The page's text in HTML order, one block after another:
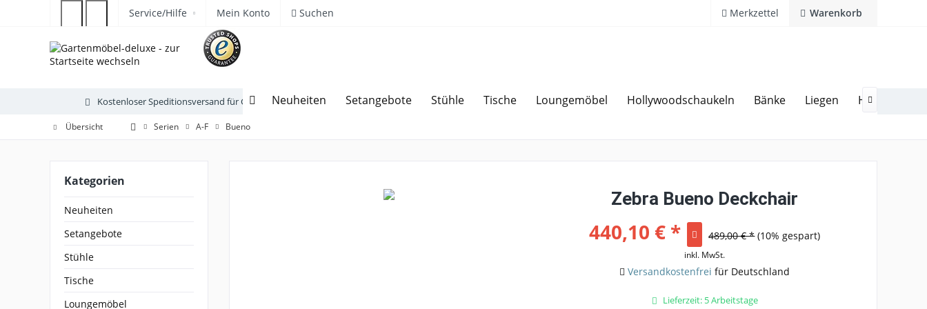
Warenkorb
Merkzettel
Service/Hilfe Mein Konto Suchen
Neuheiten Setangebote Stühle Tische Loungemöbel Hollywoodschaukeln Bänke Liegen Hocker

Kostenloser Speditionsversand für Gartenmöbel Sparen bei Angebotsanfrage Über 20 Jahre Erfahrung Hotline 02594 94 11 0
Übersicht Serien A-F Bueno
Kategorien
Neuheiten
Setangebote
Stühle
Tische
Loungemöbel
Zebra Bueno Deckchair
440,10 € * 489,00 € * (10% gespart)
inkl. MwSt.
Versandkostenfrei für Deutschland
Lieferzeit: 5 Arbeitstage